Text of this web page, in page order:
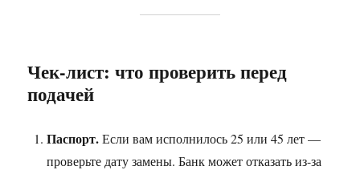
Чек-лист: что проверить перед
подачей
Паспорт.Если вам исполнилось 25 или 45 лет —
проверьте дату замены. Банк может отказать из-за